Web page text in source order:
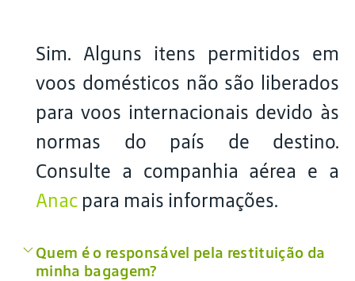
Sim. Alguns itens permitidos em
voos domésticos não são liberados
para voos internacionais devido às
normas do país de destino.
Consulte a companhia aérea e a
Anac para mais informações.
Quem é o responsável pela restituição da
minha bagagem?